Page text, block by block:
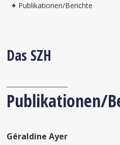
Publikationen/Berichte
Das SZH
Publikationen/
Géraldine Ayer